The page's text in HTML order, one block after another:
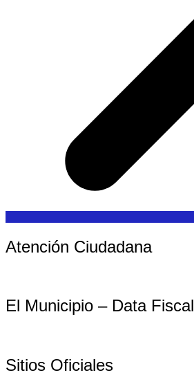
Atención Ciudadana
El Municipio – Data Fiscal
Sitios Oficiales